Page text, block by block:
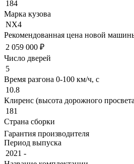
184
Марка кузова
NX4
Рекомендованная цена новой
2 059 000 ₽
Число дверей
5
Время разгона 0-100 км/ч, с
10.8
Клиренс (высота дорожного
181
Страна сборки
Гарантия производителя
Период выпуска
2021 -